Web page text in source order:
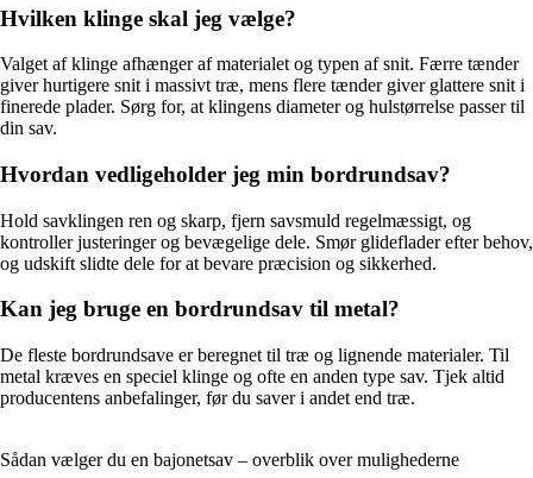
Hvilken klinge skal jeg vælge?
Valget af klinge afhænger af materialet og typen af snit. Færre tænder
giver hurtigere snit i massivt træ, mens flere tænder giver glattere snit i
finerede plader. Sørg for, at klingens diameter og hulstørrelse passer til
din sav.
Hvordan vedligeholder jeg min bordrundsav?
Hold savklingen ren og skarp, fjern savsmuld regelmæssigt, og
kontroller justeringer og bevægelige dele. Smør glideflader efter behov,
og udskift slidte dele for at bevare præcision og sikkerhed.
Kan jeg bruge en bordrundsav til metal?
De fleste bordrundsave er beregnet til træ og lignende materialer. Til
metal kræves en speciel klinge og ofte en anden type sav. Tjek altid
producentens anbefalinger, før du saver i andet end træ.
Sådan vælger du en bajonetsav – overblik over mulighederne